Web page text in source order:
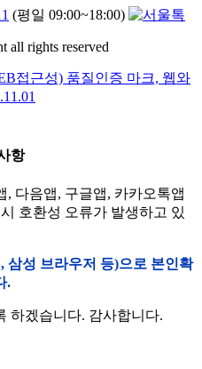
(평일 09:00~18:00)
all rights reserved
항
, 다음앱, 구글앱, 카카오톡앱
호환성 오류가 발생하고 있
삼성 브라우저 등)으로 본인확
.
하겠습니다. 감사합니다.